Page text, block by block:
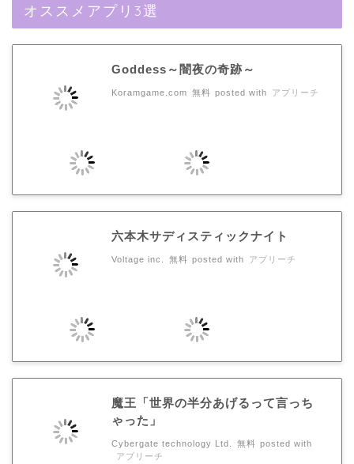
オススメアプリ3選
Goddess～闇夜の奇跡～
Koramgame.com 無料 posted with アプリーチ
六本木サディスティックナイト
Voltage inc. 無料 posted with アプリーチ
魔王「世界の半分あげるって言っち
ゃった」
Cybergate technology Ltd. 無料 posted with
アプリーチ